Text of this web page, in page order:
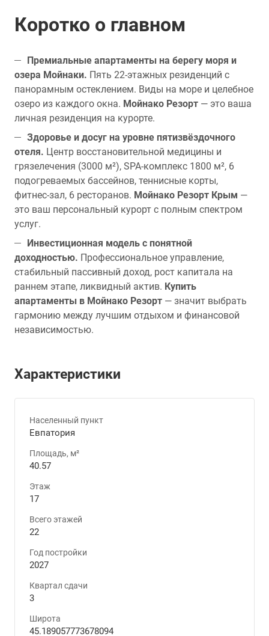
Коротко о главном
Премиальные апартаменты на берегу моря и
озера Мойнаки. Пять 22-этажных резиденций с
панорамным остеклением. Виды на море и целебное
озеро из каждого окна. Мойнако Резорт — это ваша
личная резиденция на курорте.
Здоровье и досуг на уровне пятизвёздочного
отеля. Центр восстановительной медицины и
грязелечения (3000 м²), SPA-комплекс 1800 м², 6
подогреваемых бассейнов, теннисные корты,
фитнес-зал, 6 ресторанов. Мойнако Резорт Крым —
это ваш персональный курорт с полным спектром
услуг.
Инвестиционная модель с понятной
доходностью. Профессиональное управление,
стабильный пассивный доход, рост капитала на
раннем этапе, ликвидный актив. Купить
апартаменты в Мойнако Резорт — значит выбрать
гармонию между лучшим отдыхом и финансовой
независимостью.
Характеристики
Населенный пункт
Евпатория
Площадь, м²
40.57
Этаж
17
Всего этажей
22
Год постройки
2027
Квартал сдачи
3
Широта
45.189057773678094